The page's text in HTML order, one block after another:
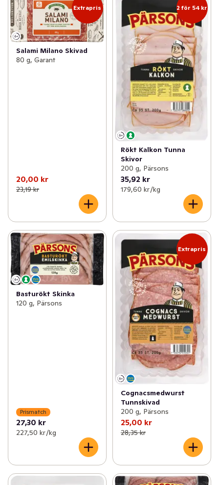
Extrapris
Salami Milano Skivad
80 g, Garant
20,00 kr
23,19 kr
2 för 54 kr
Rökt Kalkon Tunna
Skivor
200 g, Pärsons
35,92 kr
179,60 kr /kg
Basturökt Skinka
120 g, Pärsons
Prismatch
27,30 kr
227,50 kr /kg
Extrapris
Cognacsmedwurst
Tunnskivad
200 g, Pärsons
25,00 kr
28,35 kr